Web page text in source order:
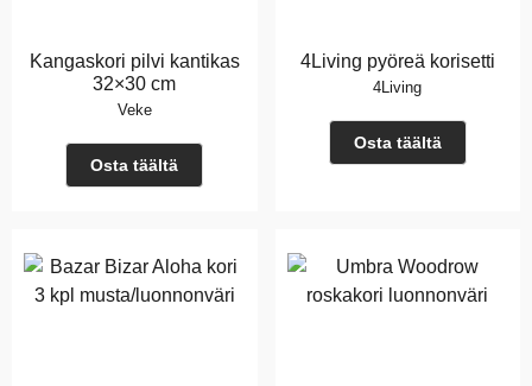
Kangaskori pilvi kantikas
32×30 cm
Veke
Osta täältä
4Living pyöreä korisetti
4Living
Osta täältä